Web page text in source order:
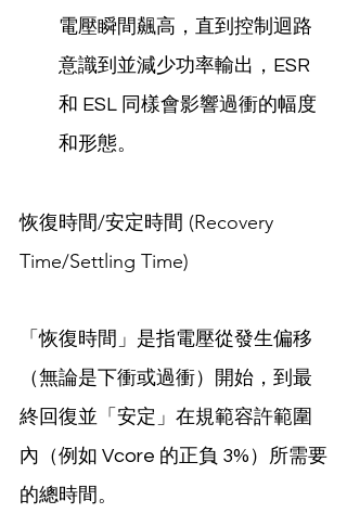
電壓瞬間飆高，直到控制迴路
意識到並減少功率輸出，ESR
和 ESL 同樣會影響過衝的幅度
和形態。
恢復時間/安定時間 (Recovery
Time/Settling Time)
「恢復時間」是指電壓從發生偏移
（無論是下衝或過衝）開始，到最
終回復並「安定」在規範容許範圍
內（例如 Vcore 的正負 3%）所需要
的總時間。